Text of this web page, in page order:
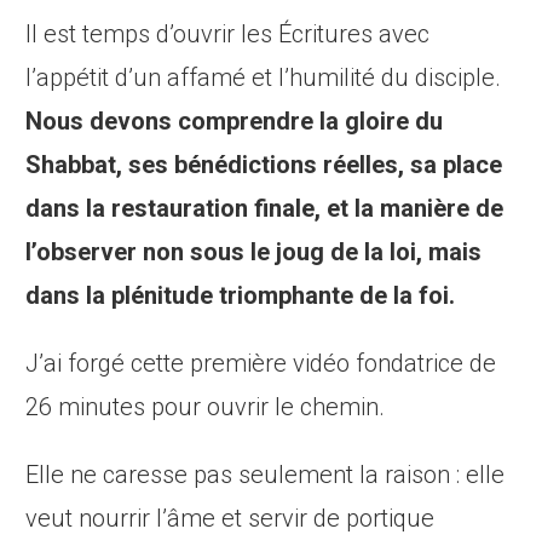
Il est temps d’ouvrir les Écritures avec
l’appétit d’un affamé et l’humilité du disciple.
Nous devons comprendre la gloire du
Shabbat, ses bénédictions réelles, sa place
dans la restauration finale, et la manière de
l’observer non sous le joug de la loi, mais
dans la plénitude triomphante de la foi.
J’ai forgé cette première vidéo fondatrice de
26 minutes pour ouvrir le chemin.
Elle ne caresse pas seulement la raison : elle
veut nourrir l’âme et servir de portique